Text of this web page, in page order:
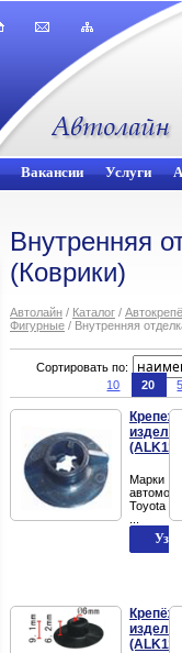
Вакансии Услуги
Внутренняя
(Коврики)
Автолайн / Каталог /
Фигурные / Внутренняя
Сортировать по:
10
20
Марки
Toyota